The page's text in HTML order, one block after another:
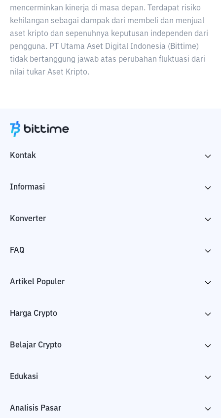
mencerminkan kinerja di masa depan. Terdapat risiko
kehilangan sebagai dampak dari membeli dan menjual
aset kripto dan sepenuhnya keputusan independen dari
pengguna. PT Utama Aset Digital Indonesia (Bittime)
tidak bertanggung jawab atas perubahan fluktuasi dari
nilai tukar Aset Kripto.
Kontak
Informasi
Konverter
FAQ
Artikel Populer
Harga Crypto
Belajar Crypto
Edukasi
Analisis Pasar